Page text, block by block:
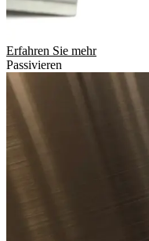
Erfahren Sie mehr
Passivieren